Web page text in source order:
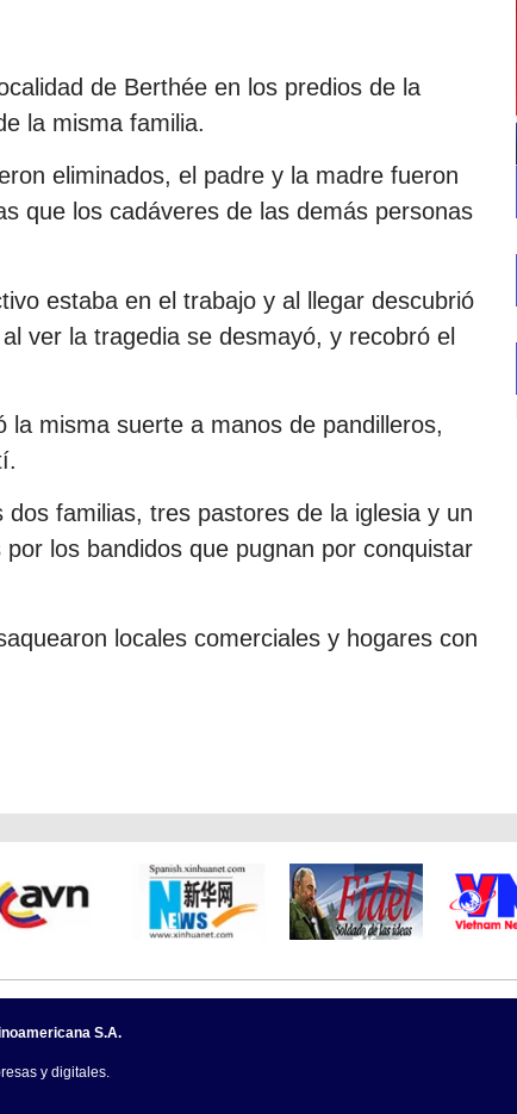
de Berthée en los predios de la
la misma familia.
eliminados, el padre y la madre fueron
que los cadáveres de las demás personas
estaba en el trabajo y al llegar descubrió
ver la tragedia se desmayó, y recobró el
misma suerte a manos de pandilleros,
familias, tres pastores de la iglesia y un
los bandidos que pugnan por conquistar
locales comerciales y hogares con
S.A.
y digitales.